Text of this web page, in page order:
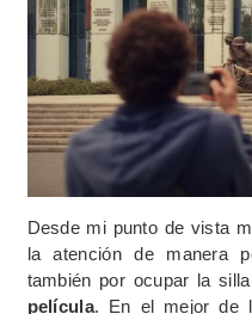
Desde mi punto de vista
la atención de manera
también por ocupar la
película. En el mejor de